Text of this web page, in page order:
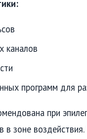
каналов
программ для
при
в зоне